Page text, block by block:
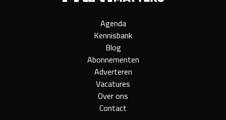
Agenda
Kennisbank
Blog
Abonnementen
Adverteren
Vacatures
Over ons
Contact